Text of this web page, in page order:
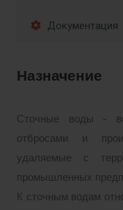
Документация
Назначение
Сточные воды -
отбросами и
удаляемые с
промышленных
К сточным водам